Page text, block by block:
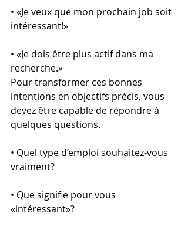
• «Je veux que mon prochain job soit
intéressant!»
• «Je dois être plus actif dans ma
recherche.»
Pour transformer ces bonnes
intentions en objectifs précis, vous
devez être capable de répondre à
quelques questions.
• Quel type d’emploi souhaitez-vous
vraiment?
• Que signifie pour vous
«intéressant»?